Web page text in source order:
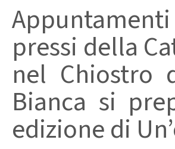
pressi della
nel Chiostro
Bianca si
edizione di